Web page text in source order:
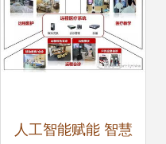
人工智能赋能 智慧